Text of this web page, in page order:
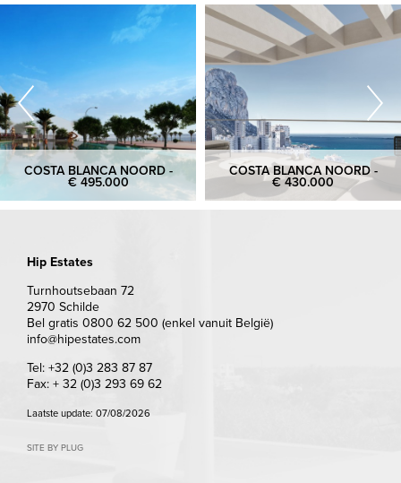
COSTA BLANCA NOORD -
€ 495.000
COSTA BLANCA NOORD -
€ 430.000
Hip Estates
Turnhoutsebaan 72
2970 Schilde
Bel gratis 0800 62 500 (enkel vanuit België)
info@hipestates.com
Tel: +32 (0)3 283 87 87
Fax: + 32 (0)3 293 69 62
Laatste update: 07/08/2026
SITE BY PLUG